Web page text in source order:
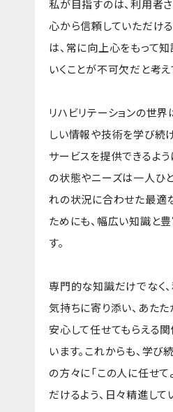
私が目指すのは、利用者
心から信頼していただけ
は、常に向上心をもって
いくことが不可欠だと考え
リハビリテーションの世
しい情報や技術を学び続
サービスを提供できるよ
の状態やニーズは一人ひ
れの状況に合わせた最適
ためにも、幅広い知識と
す。
専門的な知識だけでなく
気持ちに寄り添い、あたた
安心して任せてもらえる
います。これからも、学び
の方々に「この人に任せて
だけるよう、日々精進して